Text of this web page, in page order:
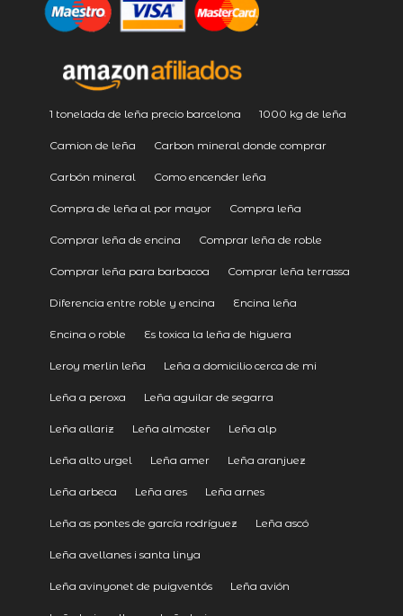
1 tonelada de leña precio barcelona 1000 kg de leña
Camion de leña Carbon mineral donde comprar
Carbón mineral Como encender leña
Compra de leña al por mayor Compra leña
Comprar leña de encina Comprar leña de roble
Comprar leña para barbacoa Comprar leña terrassa
Diferencia entre roble y encina Encina leña
Encina o roble Es toxica la leña de higuera
Leroy merlin leña Leña a domicilio cerca de mi
Leña a peroxa Leña aguilar de segarra
Leña allariz Leña almoster Leña alp
Leña alto urgel Leña amer Leña aranjuez
Leña arbeca Leña ares Leña arnes
Leña as pontes de garcía rodríguez Leña ascó
Leña avellanes i santa linya
Leña avinyonet de puigventós Leña avión